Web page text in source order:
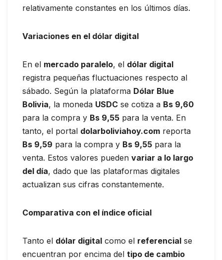
relativamente constantes en los últimos días.
Variaciones en el dólar digital
En el mercado paralelo, el dólar digital
registra pequeñas fluctuaciones respecto al
sábado. Según la plataforma Dólar Blue
Bolivia, la moneda USDC se cotiza a Bs 9,60
para la compra y Bs 9,55 para la venta. En
tanto, el portal dolarboliviahoy.com reporta
Bs 9,59 para la compra y Bs 9,55 para la
venta. Estos valores pueden variar a lo largo
del día, dado que las plataformas digitales
actualizan sus cifras constantemente.
Comparativa con el índice oficial
Tanto el dólar digital como el referencial se
encuentran por encima del tipo de cambio